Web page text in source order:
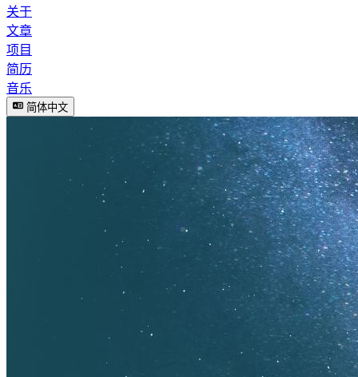
关于
文章
项目
简历
音乐
简体中文